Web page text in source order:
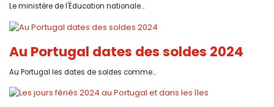
Le ministère de l'Éducation nationale...
Au Portugal dates des soldes 2024
Au Portugal les dates de soldes comme...